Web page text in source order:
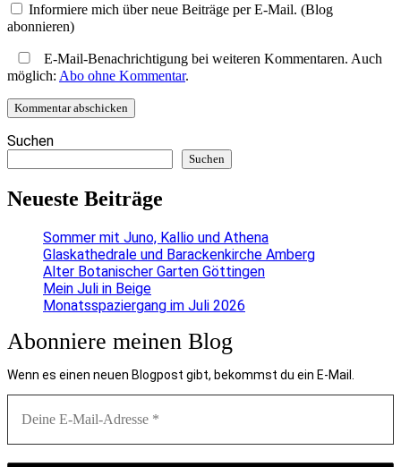
Informiere mich über neue Beiträge per E-Mail. (Blog
abonnieren)
E-Mail-Benachrichtigung bei weiteren Kommentaren. Auch
möglich: Abo ohne Kommentar.
Suchen
Suchen
Neueste Beiträge
Sommer mit Juno, Kallio und Athena
Glaskathedrale und Barackenkirche Amberg
Alter Botanischer Garten Göttingen
Mein Juli in Beige
Monatsspaziergang im Juli 2026
Abonniere meinen Blog
Wenn es einen neuen Blogpost gibt, bekommst du ein E-Mail.